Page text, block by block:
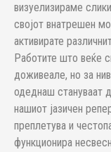
визуелизираме
својот внатрешен
активирате
Работите што веќе
доживеале, но за
одеднаш стануваат
нашиот јазичен
преплетува и
функционира